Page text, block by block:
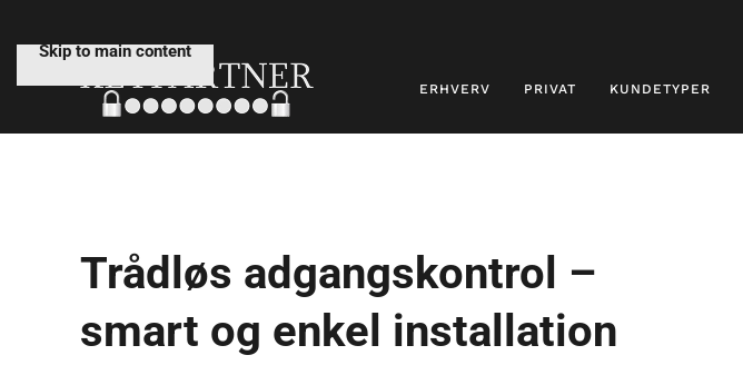
Skip to main content
ERHVERV PRIVAT KUNDETYPER
Trådløs adgangskontrol –
smart og enkel installation